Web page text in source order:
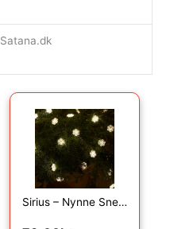
Satana.dk
Sirius – Nynne Snefnug, 40 Lys med timer, Klar/Grøn